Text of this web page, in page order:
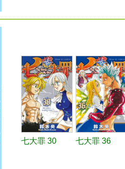
七大罪 30 七大罪 36